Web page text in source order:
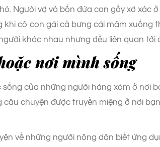
Người vợ và bốn đứa con gầy xơ xác
khi cô con gái cả bưng cái mâm xuống
khác nhau nhưng đều liên quan tới
nơi mình sống
của những người hàng xóm ở nơi
chuyện được truyền miệng ở nơi
về những người nông dân biết ứng